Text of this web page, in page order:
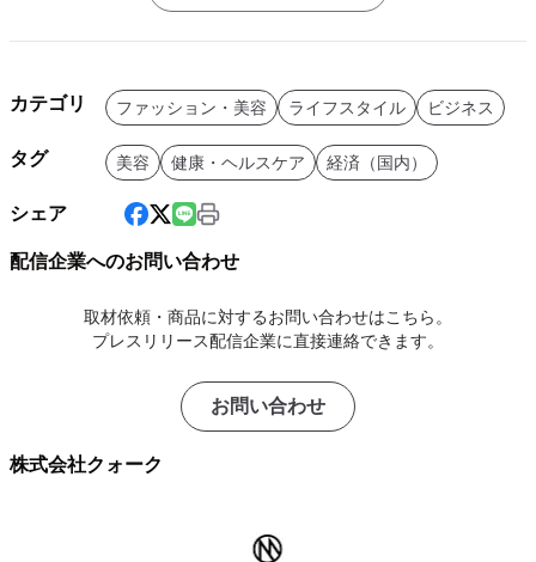
カテゴリ ファッション・美容 ライフスタイル ビジネス
タグ 美容 健康・ヘルスケア 経済（国内）
シェア
配信企業へのお問い合わせ
取材依頼・商品に対するお問い合わせはこちら。
プレスリリース配信企業に直接連絡できます。
お問い合わせ
株式会社クォーク